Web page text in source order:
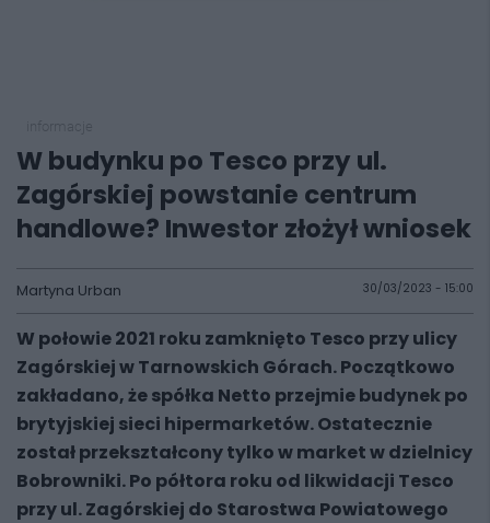
W budynku po Tesco przy ul.
Zagórskiej powstanie centrum
handlowe? Inwestor złożył wniosek
Martyna Urban 30/03/2023 - 15:00
W połowie 2021 roku zamknięto Tesco przy ulicy
Zagórskiej w Tarnowskich Górach. Początkowo
zakładano, że spółka Netto przejmie budynek po
brytyjskiej sieci hipermarketów. Ostatecznie
został przekształcony tylko w market w dzielnicy
Bobrowniki. Po półtora roku od likwidacji Tesco
przy ul. Zagórskiej do Starostwa Powiatowego